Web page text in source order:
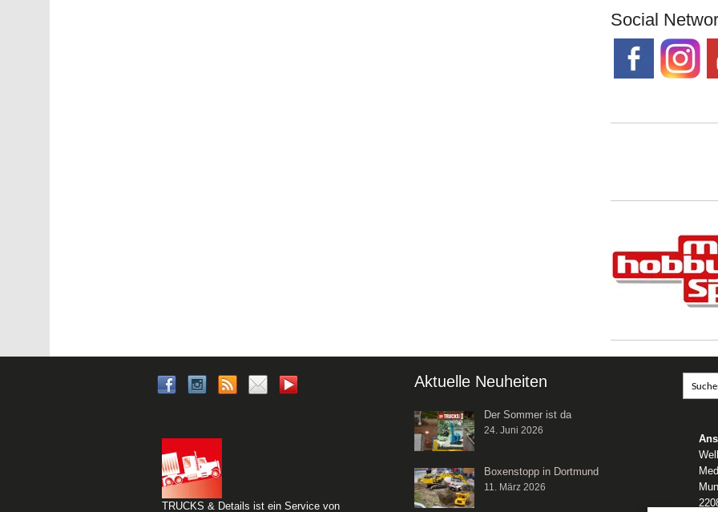
Social
TRUCKS & Details ist ein Service von
Aktuelle Neuheiten
Der Sommer ist da
24. Juni 2026
Boxenstopp in Dortmund
11. März 2026